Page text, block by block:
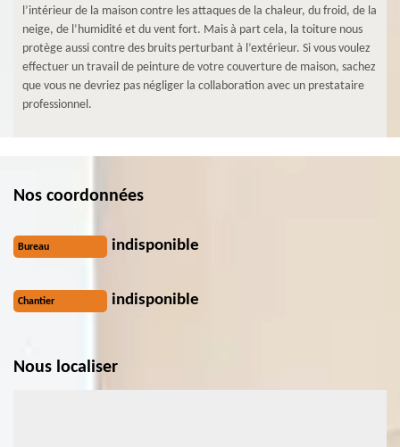
l’intérieur de la maison contre les attaques de la chaleur, du froid, de la
neige, de l’humidité et du vent fort. Mais à part cela, la toiture nous
protège aussi contre des bruits perturbant à l’extérieur. Si vous voulez
effectuer un travail de peinture de votre couverture de maison, sachez
que vous ne devriez pas négliger la collaboration avec un prestataire
professionnel.
Nos coordonnées
Bureau indisponible
Chantier indisponible
Nous localiser